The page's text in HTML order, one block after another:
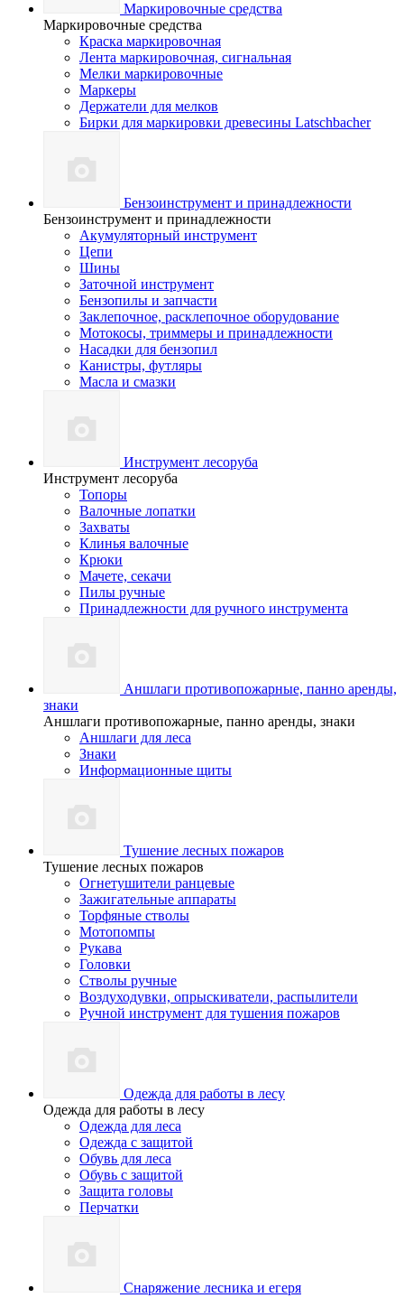
Маркировочные средства
Маркировочные средства
Краска маркировочная
Лента маркировочная, сигнальная
Мелки маркировочные
Маркеры
Держатели для мелков
Бирки для маркировки древесины Latschbacher
Бензоинструмент и принадлежности
Бензоинструмент и принадлежности
Акумуляторный инструмент
Цепи
Шины
Заточной инструмент
Бензопилы и запчасти
Заклепочное, расклепочное оборудование
Мотокосы, триммеры и принадлежности
Насадки для бензопил
Канистры, футляры
Масла и смазки
Инструмент лесоруба
Инструмент лесоруба
Топоры
Валочные лопатки
Захваты
Клинья валочные
Крюки
Мачете, секачи
Пилы ручные
Принадлежности для ручного инструмента
Аншлаги противопожарные, панно аренды,
знаки
Аншлаги противопожарные, панно аренды, знаки
Аншлаги для леса
Знаки
Информационные щиты
Тушение лесных пожаров
Тушение лесных пожаров
Огнетушители ранцевые
Зажигательные аппараты
Торфяные стволы
Мотопомпы
Рукава
Головки
Стволы ручные
Воздуходувки, опрыскиватели, распылители
Ручной инструмент для тушения пожаров
Одежда для работы в лесу
Одежда для работы в лесу
Одежда для леса
Одежда с защитой
Обувь для леса
Обувь с защитой
Защита головы
Перчатки
Снаряжение лесника и егеря